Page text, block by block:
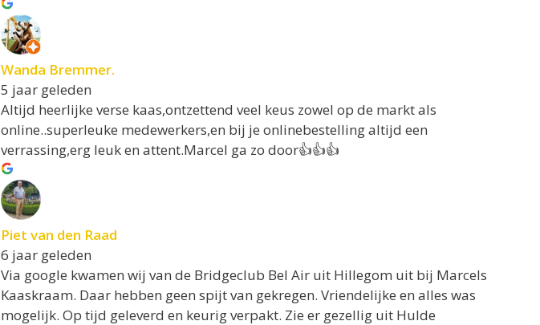
Wanda Bremmer.
5 jaar geleden
Altijd heerlijke verse kaas,ontzettend veel keus zowel op de markt als
online..superleuke medewerkers,en bij je onlinebestelling altijd een
verrassing,erg leuk en attent.Marcel ga zo door👍👍👍
Piet van den Raad
6 jaar geleden
Via google kwamen wij van de Bridgeclub Bel Air uit Hillegom uit bij Marcels
Kaaskraam. Daar hebben geen spijt van gekregen. Vriendelijke en alles was
mogelijk. Op tijd geleverd en keurig verpakt. Zie er gezellig uit Hulde